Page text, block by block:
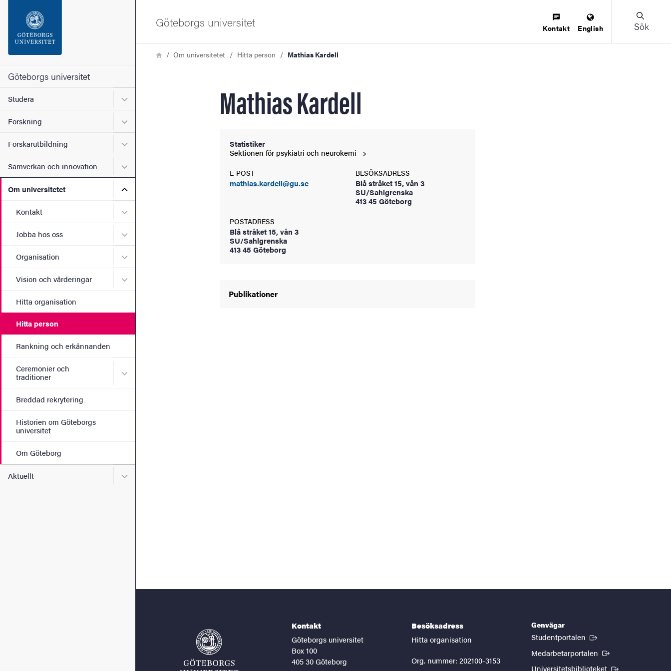
Sidfoten
Om webbplatsen
Göteborgs universitet
Studera Undermeny för Studera
Forskning Undermeny för Forskning
Forskarutbildning Undermeny för Forskarutbildning
Samverkan och innovation Undermeny för Samverkan och innovation
Om universitetet Undermeny för Om universitetet
Kontakt Undermeny för Kontakt
Jobba hos oss Undermeny för Jobba hos oss
Organisation Undermeny för Organisation
Vision och värderingar Undermeny för Vision och värderingar
Hitta organisation
Hitta person
Rankning och erkännanden
Ceremonier och
traditioner
Undermeny för Ceremonier och traditioner
Breddad rekrytering
Historien om Göteborgs
universitet
Om Göteborg
Aktuellt Undermeny för Aktuellt
Göteborgs universitet Kontakt English Sök
LänkstigHemOm universitetet Hitta person Mathias Kardell
Mathias Kardell
Statistiker
Sektionen för psykiatri och neurokemi
E-POST
mathias.kardell@gu.se
BESÖKSADRESS
Blå stråket 15, vån 3
SU/Sahlgrenska
413 45 Göteborg
POSTADRESS
Blå stråket 15, vån 3
SU/Sahlgrenska
413 45 Göteborg
Publikationer
Kontakt
Göteborgs universitet
Box 100
405 30 Göteborg
Besöksadress
Hitta organisation
Org. nummer: 202100-3153
Genvägar
Studentportalen (Extern länk)
Medarbetarportalen (Extern länk)
Universitetsbiblioteket (Extern länk)